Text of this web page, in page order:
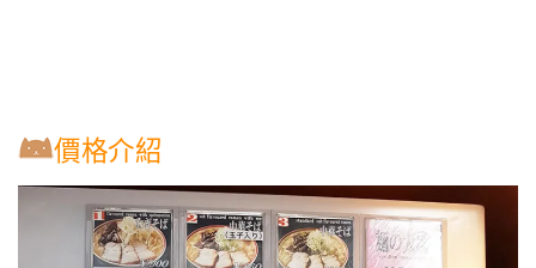
價格介紹